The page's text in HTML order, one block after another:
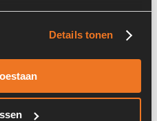
Details tonen